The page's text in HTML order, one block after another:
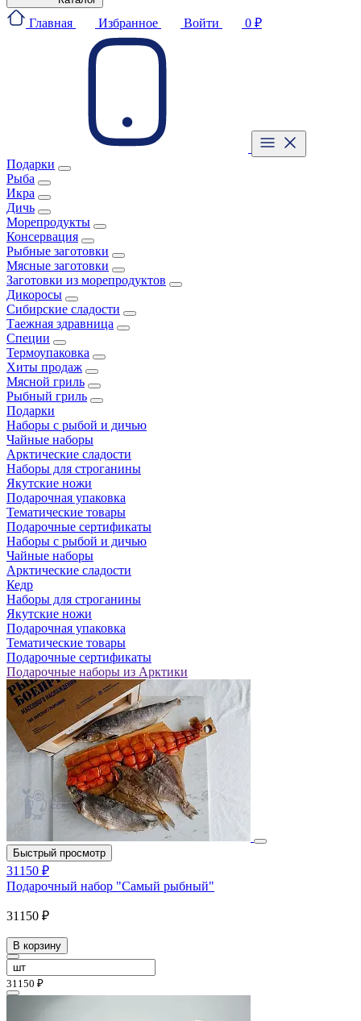
Главная Избранное Войти 0 ₽
Подарки
Рыба
Икра
Дичь
Морепродукты
Консервация
Рыбные заготовки
Мясные заготовки
Заготовки из морепродуктов
Дикоросы
Сибирские сладости
Таежная здравница
Специи
Термоупаковка
Хиты продаж
Мясной гриль
Рыбный гриль
Подарки
Наборы с рыбой и дичью
Чайные наборы
Арктические сладости
Наборы для строганины
Якутские ножи
Подарочная упаковка
Тематические товары
Подарочные сертификаты
Наборы с рыбой и дичью
Чайные наборы
Арктические сладости
Кедр
Наборы для строганины
Якутские ножи
Подарочная упаковка
Тематические товары
Подарочные сертификаты
Подарочные наборы из Арктики
Быстрый просмотр
31150 ₽
Подарочный набор "Самый рыбный"
31150 ₽
В корзину
31150 ₽